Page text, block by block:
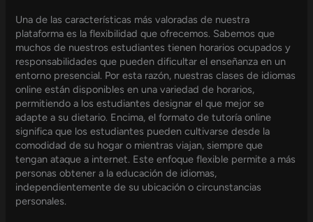
Una de las características más valoradas de nuestra
plataforma es la flexibilidad que ofrecemos. Sabemos que
muchos de nuestros estudiantes tienen horarios ocupados y
responsabilidades que pueden dificultar el enseñanza en un
entorno presencial. Por esta razón, nuestras clases de idiomas
online están disponibles en una variedad de horarios,
permitiendo a los estudiantes designar el que mejor se
adapte a su dietario. Encima, el formato de tutoría online
significa que los estudiantes pueden cultivarse desde la
comodidad de su hogar o mientras viajan, siempre que
tengan ataque a internet. Este enfoque flexible permite a más
personas obtener a la educación de idiomas,
independientemente de su ubicación o circunstancias
personales.